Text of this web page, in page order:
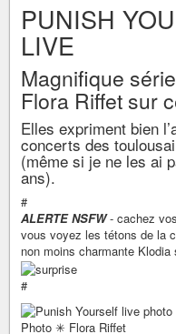
PUNISH
LIVE
Magnifique
Flora Riffet sur
Elles expriment bien
concerts des
(même si je ne les ai
ans).
#
ALERTE NSFW- cachez
vous voyez les tétons de la
non moins charmante
#
Photo ✳ Flora Riffet